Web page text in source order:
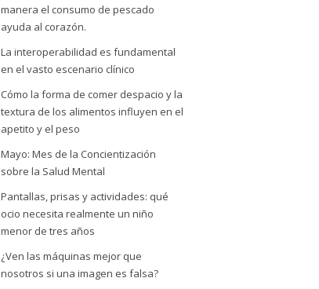
manera el consumo de pescado
ayuda al corazón.
La interoperabilidad es fundamental
en el vasto escenario clínico
Cómo la forma de comer despacio y la
textura de los alimentos influyen en el
apetito y el peso
Mayo: Mes de la Concientización
sobre la Salud Mental
Pantallas, prisas y actividades: qué
ocio necesita realmente un niño
menor de tres años
¿Ven las máquinas mejor que
nosotros si una imagen es falsa?